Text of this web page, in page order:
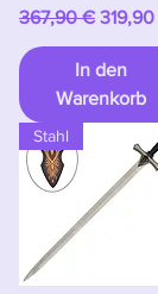
Standardpreis
367,90 € Sale-
In den
Warenkorb
Stahl